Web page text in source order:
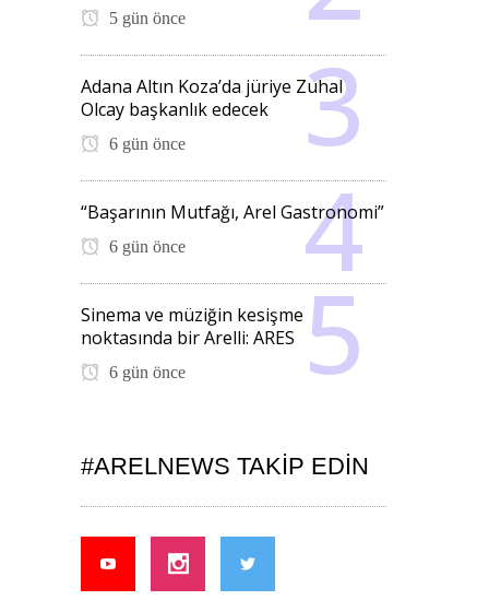
5 gün önce
Adana Altın Koza’da jüriye Zuhal
Olcay başkanlık edecek
6 gün önce
“Başarının Mutfağı, Arel Gastronomi”
6 gün önce
Sinema ve müziğin kesişme
noktasında bir Arelli: ARES
6 gün önce
#ARELNEWS TAKIP EDIN